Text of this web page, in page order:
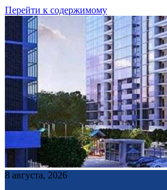
Перейти к содержимому
8 августа, 2026